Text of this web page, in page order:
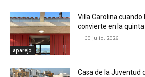
aparejo
Villa Carolina cuando
convierte en la
30 julio, 2026
Casa de la Juventud